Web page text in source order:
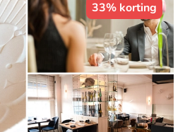
33% korting